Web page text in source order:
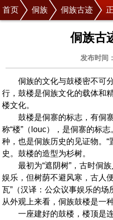
首页 侗族 侗族古迹
侗族古
发布时间
侗族的文化与鼓楼密不可
行，鼓楼是侗族文化的载体和
楼文化。
鼓楼是侗寨的标志，有侗
称“楼”（louc），是侗寨的标
种，也是侗族历史的见证物。
史。鼓楼的造型为杉树。
最初为“遮阴树”，古时侗
娱乐，但树荫不避风寒，古人
瓦”（汉译：公众议事娱乐的
从外观上来看，侗族鼓楼是一
一座建好的鼓楼，楼顶是